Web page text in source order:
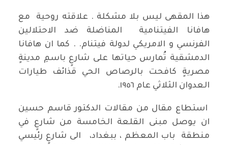
هذا المقهى ليس بلا مشكلة . علاقته روحية مع
هافانا الفيتنامية المناضلة ضد الاحتلالين
الفرنسي و الامريكي لدولة فيتنام. . كما ان هافانا
الدمشقية تُمارس حياتها على شارعٍ باسمِ مدينةٍ
مصريةٍ كافحت بالرصاص الحي قذائف طيارات
العدوان الثلاثي عام ١٩٥٦.
استطاع مقال من مقالات الدكتور قاسم حسين
ان يوصل مبنى القلعة الخامسة من شارعٍ في
منطقة باب المعظم ، ببغداد، الى شارعٍ رئيسي